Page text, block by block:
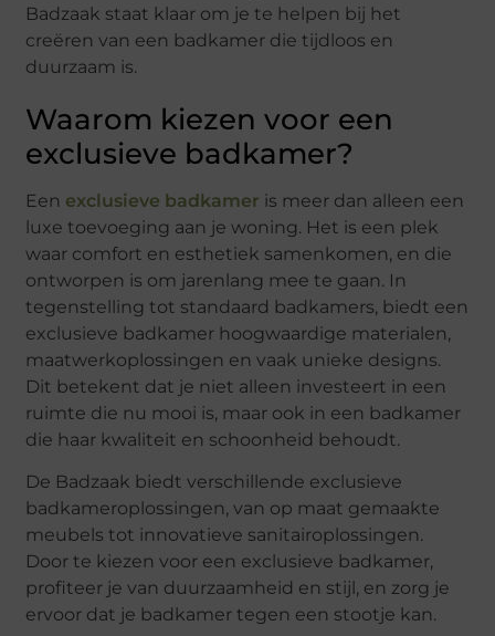
Badzaak staat klaar om je te helpen bij het
creëren van een badkamer die tijdloos en
duurzaam is.
Waarom kiezen voor een
exclusieve badkamer?
Een exclusieve badkamer is meer dan alleen een
luxe toevoeging aan je woning. Het is een plek
waar comfort en esthetiek samenkomen, en die
ontworpen is om jarenlang mee te gaan. In
tegenstelling tot standaard badkamers, biedt een
exclusieve badkamer hoogwaardige materialen,
maatwerkoplossingen en vaak unieke designs.
Dit betekent dat je niet alleen investeert in een
ruimte die nu mooi is, maar ook in een badkamer
die haar kwaliteit en schoonheid behoudt.
De Badzaak biedt verschillende exclusieve
badkameroplossingen, van op maat gemaakte
meubels tot innovatieve sanitairoplossingen.
Door te kiezen voor een exclusieve badkamer,
profiteer je van duurzaamheid en stijl, en zorg je
ervoor dat je badkamer tegen een stootje kan.